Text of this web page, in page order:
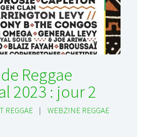
Reggae
2023 : jour 2
REGGAE | WEBZINE REGGAE